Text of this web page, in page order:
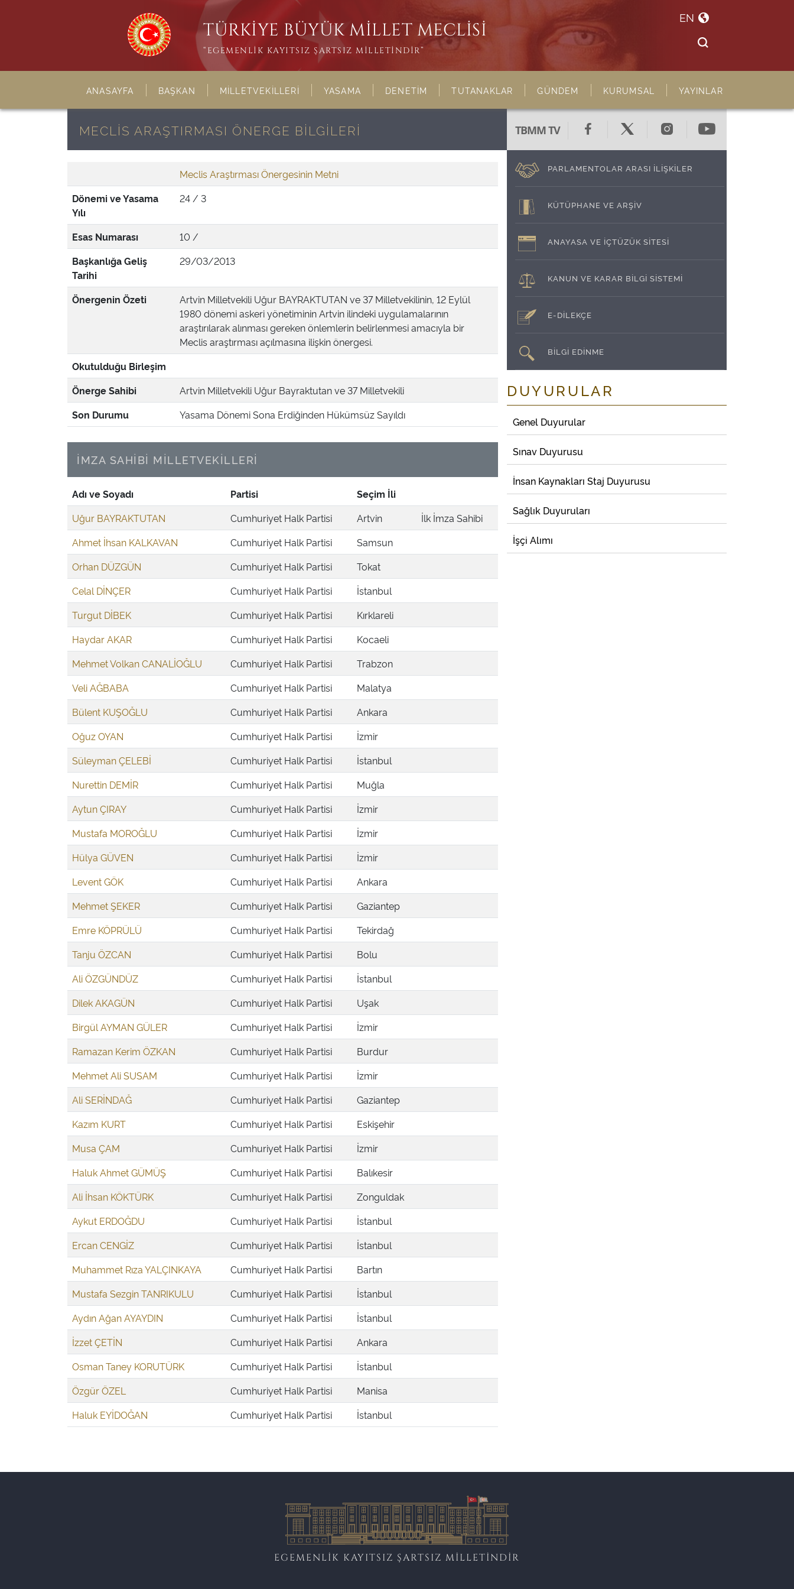
TÜRKİYE BÜYÜK MİLLET MECLİSİ
“EGEMENLİK KAYITSIZ ŞARTSIZ MİLLETİNDİR”
EN
ANASAYFA BAŞKAN MİLLETVEKİLLERİ YASAMA DENETİM TUTANAKLAR GÜNDEM KURUMSAL YAYINLAR
MECLİS ARAŞTIRMASI ÖNERGE BİLGİLERİ
Meclis Araştırması Önergesinin Metni
Dönemi ve Yasama
Yılı
24 / 3
Esas Numarası
10 /
Başkanlığa Geliş
Tarihi
29/03/2013
Önergenin Özeti
Artvin Milletvekili Uğur BAYRAKTUTAN ve 37 Milletvekilinin, 12 Eylül
1980 dönemi askeri yönetiminin Artvin ilindeki uygulamalarının
araştırılarak alınması gereken önlemlerin belirlenmesi amacıyla bir
Meclis araştırması açılmasına ilişkin önergesi.
Okutulduğu Birleşim
Önerge Sahibi
Artvin Milletvekili Uğur Bayraktutan ve 37 Milletvekili
Son Durumu
Yasama Dönemi Sona Erdiğinden Hükümsüz Sayıldı
İMZA SAHİBİ MİLLETVEKİLLERİ
Adı ve Soyadı Partisi
Seçim İli
Uğur BAYRAKTUTAN
Cumhuriyet Halk Partisi Artvin
İlk İmza Sahibi
Ahmet İhsan KALKAVAN
Cumhuriyet Halk Partisi
Samsun
Orhan DÜZGÜN
Cumhuriyet Halk Partisi
Tokat
Celal DİNÇER
Cumhuriyet Halk Partisi
İstanbul
Turgut DİBEK
Cumhuriyet Halk Partisi
Kırklareli
Haydar AKAR
Cumhuriyet Halk Partisi
Kocaeli
Mehmet Volkan CANALİOĞLU
Cumhuriyet Halk Partisi
Trabzon
Veli AĞBABA
Cumhuriyet Halk Partisi
Malatya
Bülent KUŞOĞLU
Cumhuriyet Halk Partisi
Ankara
Oğuz OYAN
Cumhuriyet Halk Partisi
İzmir
Süleyman ÇELEBİ
Cumhuriyet Halk Partisi
İstanbul
Nurettin DEMİR
Cumhuriyet Halk Partisi
Muğla
Aytun ÇIRAY
Cumhuriyet Halk Partisi
İzmir
Mustafa MOROĞLU
Cumhuriyet Halk Partisi
İzmir
Hülya GÜVEN
Cumhuriyet Halk Partisi
İzmir
Levent GÖK
Cumhuriyet Halk Partisi
Ankara
Mehmet ŞEKER
Cumhuriyet Halk Partisi
Gaziantep
Emre KÖPRÜLÜ
Cumhuriyet Halk Partisi
Tekirdağ
Tanju ÖZCAN
Cumhuriyet Halk Partisi
Bolu
Ali ÖZGÜNDÜZ
Cumhuriyet Halk Partisi
İstanbul
Dilek AKAGÜN
Cumhuriyet Halk Partisi
Uşak
Birgül AYMAN GÜLER
Cumhuriyet Halk Partisi
İzmir
Ramazan Kerim ÖZKAN
Cumhuriyet Halk Partisi
Burdur
Mehmet Ali SUSAM
Cumhuriyet Halk Partisi
İzmir
Ali SERİNDAĞ
Cumhuriyet Halk Partisi
Gaziantep
Kazım KURT
Cumhuriyet Halk Partisi
Eskişehir
Musa ÇAM
Cumhuriyet Halk Partisi
İzmir
Haluk Ahmet GÜMÜŞ
Cumhuriyet Halk Partisi
Balıkesir
Ali İhsan KÖKTÜRK
Cumhuriyet Halk Partisi
Zonguldak
Aykut ERDOĞDU
Cumhuriyet Halk Partisi
İstanbul
Ercan CENGİZ
Cumhuriyet Halk Partisi
İstanbul
Muhammet Rıza YALÇINKAYA
Cumhuriyet Halk Partisi
Bartın
Mustafa Sezgin TANRIKULU
Cumhuriyet Halk Partisi
İstanbul
Aydın Ağan AYAYDIN
Cumhuriyet Halk Partisi
İstanbul
İzzet ÇETİN
Cumhuriyet Halk Partisi
Ankara
Osman Taney KORUTÜRK
Cumhuriyet Halk Partisi
İstanbul
Özgür ÖZEL
Cumhuriyet Halk Partisi
Manisa
Haluk EYİDOĞAN
Cumhuriyet Halk Partisi İstanbul
TBMM TV
PARLAMENTOLAR ARASI İLİŞKİLER
KÜTÜPHANE VE ARŞİV
ANAYASA VE İÇTÜZÜK SİTESİ
KANUN VE KARAR BİLGİ SİSTEMİ
E-DİLEKÇE
BİLGİ EDİNME
DUYURULAR
Genel Duyurular
Sınav Duyurusu
İnsan Kaynakları Staj Duyurusu
Sağlık Duyuruları
İşçi Alımı
EGEMENLİK KAYITSIZ ŞARTSIZ MİLLETİNDİR